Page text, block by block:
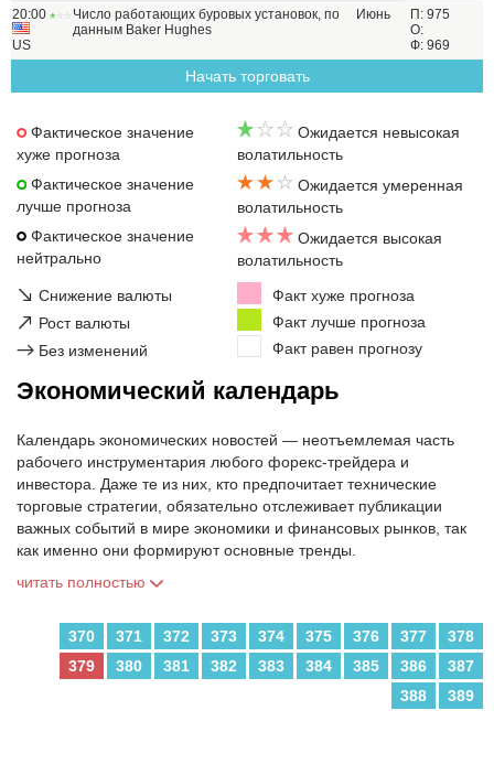
20:00
US
Число работающих буровых установок, по
данным Baker Hughes
Июнь
П: 975
О:
Ф: 969
Начать торговать
Фактическое значение
хуже прогноза
Фактическое значение
лучше прогноза
Фактическое значение
нейтрально
Ожидается невысокая
волатильность
Ожидается умеренная
волатильность
Ожидается высокая
волатильность
↘ Снижение валюты
↗ Рост валюты
→ Без изменений
Факт хуже прогноза
Факт лучше прогноза
Факт равен прогнозу
Экономический календарь
Календарь экономических новостей — неотъемлемая часть
рабочего инструментария любого форекс-трейдера и
инвестора. Даже те из них, кто предпочитает технические
торговые стратегии, обязательно отслеживает публикации
важных событий в мире экономики и финансовых рынков, так
как именно они формируют основные тренды.
читать полностью
370 371 372 373 374 375 376 377
378
379
380 381 382 383 384 385 386
387
388
389